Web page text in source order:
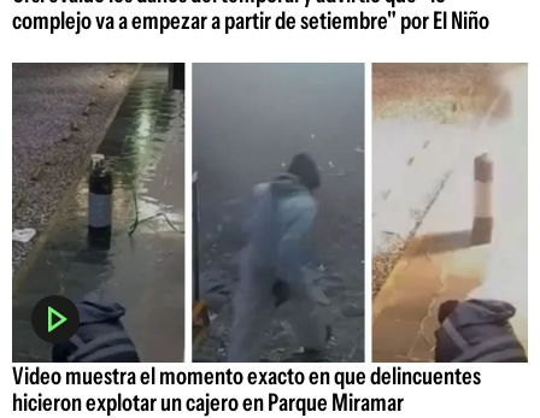
complejo va a empezar a partir de setiembre" por El Niño
Video muestra el momento exacto en que delincuentes
hicieron explotar un cajero en Parque Miramar